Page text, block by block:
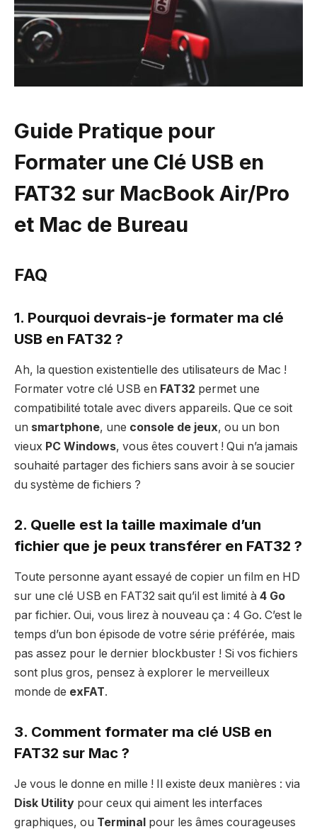
Guide Pratique pour
Formater une Clé USB en
FAT32 sur MacBook Air/Pro
et Mac de Bureau
FAQ
1. Pourquoi devrais-je formater ma clé
USB en FAT32 ?
Ah, la question existentielle des utilisateurs de Mac !
Formater votre clé USB en FAT32 permet une
compatibilité totale avec divers appareils. Que ce soit
un smartphone, une console de jeux, ou un bon
vieux PC Windows, vous êtes couvert ! Qui n’a jamais
souhaité partager des fichiers sans avoir à se soucier
du système de fichiers ?
2. Quelle est la taille maximale d’un
fichier que je peux transférer en FAT32 ?
Toute personne ayant essayé de copier un film en HD
sur une clé USB en FAT32 sait qu’il est limité à 4 Go
par fichier. Oui, vous lirez à nouveau ça : 4 Go. C’est le
temps d’un bon épisode de votre série préférée, mais
pas assez pour le dernier blockbuster ! Si vos fichiers
sont plus gros, pensez à explorer le merveilleux
monde de exFAT.
3. Comment formater ma clé USB en
FAT32 sur Mac ?
Je vous le donne en mille ! Il existe deux manières : via
Disk Utility pour ceux qui aiment les interfaces
graphiques, ou Terminal pour les âmes courageuses